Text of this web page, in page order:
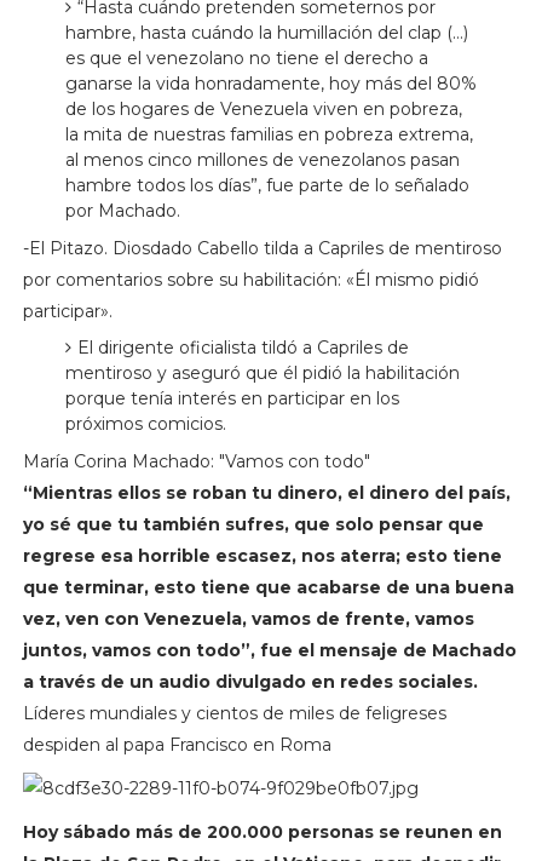
“Hasta cuándo pretenden someternos por
hambre, hasta cuándo la humillación del clap (…)
es que el venezolano no tiene el derecho a
ganarse la vida honradamente, hoy más del 80%
de los hogares de Venezuela viven en pobreza,
la mita de nuestras familias en pobreza extrema,
al menos cinco millones de venezolanos pasan
hambre todos los días”, fue parte de lo señalado
por Machado.
-El Pitazo. Diosdado Cabello tilda a Capriles de mentiroso
por comentarios sobre su habilitación: «Él mismo pidió
participar».
El dirigente oficialista tildó a Capriles de
mentiroso y aseguró que él pidió la habilitación
porque tenía interés en participar en los
próximos comicios.
María Corina Machado: "Vamos con todo"
“Mientras ellos se roban tu dinero, el dinero del país,
yo sé que tu también sufres, que solo pensar que
regrese esa horrible escasez, nos aterra; esto tiene
que terminar, esto tiene que acabarse de una buena
vez, ven con Venezuela, vamos de frente, vamos
juntos, vamos con todo”, fue el mensaje de Machado
a través de un audio divulgado en redes sociales.
Líderes mundiales y cientos de miles de feligreses
despiden al papa Francisco en Roma
Hoy sábado más de 200.000 personas se reunen en